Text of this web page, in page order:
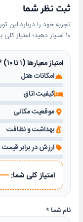
ثبت نظر شما
۱۰ امتیاز دهید؛ امتیاز کلی به‌صورت خودکار محاسبه می‌شود.
نام شما*
امتیاز معیارها (۱ تا ۱۰)
امکانات هتل
کیفیت اتاق
موقعیت مکانی
بهداشت و نظافت
ارزش در برابر قیمت
امتیاز کلی شما: